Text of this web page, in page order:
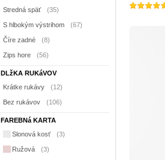
Stredná späť (35)
S hlbokým výstrihom (67)
Číre zadné (8)
Zips hore (56)
DLžKA RUKáVOV
Krátke rukávy
(12)
Bez rukávov (106)
FAREBNá KARTA
Slonová kosť
(3)
Ružová (3)